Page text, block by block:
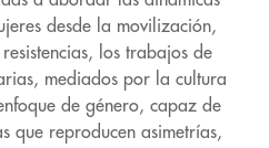
desde la movilización,
los trabajos de
mediados por la cultura
de género, capaz de
que reproducen asimetrías,